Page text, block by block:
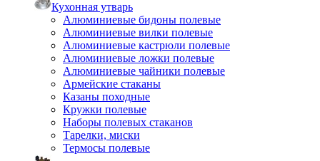
Кухонная утварь
Алюминиевые бидоны полевые
Алюминиевые вилки полевые
Алюминиевые кастрюли полевые
Алюминиевые ложки полевые
Алюминиевые чайники полевые
Армейские стаканы
Казаны походные
Кружки полевые
Наборы полевых стаканов
Тарелки, миски
Термосы полевые